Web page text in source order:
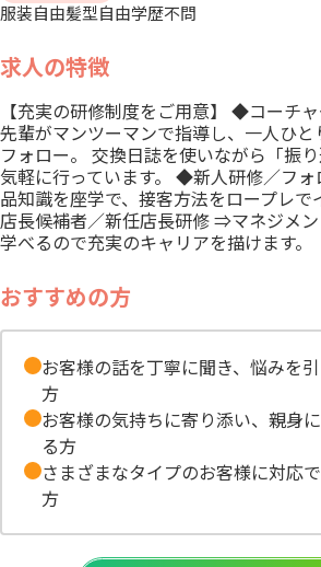
服装自由髪型自由学歴不問
求人の特徴
【充実の研修制度をご用意】 ◆コーチ
先輩がマンツーマンで指導し、一人ひと
フォロー。 交換日誌を使いながら「振
気軽に行っています。 ◆新人研修／フ
品知識を座学で、接客方法をロープレ
店長候補者／新任店長研修 ⇒マネジメ
学べるので充実のキャリアを描けます。
おすすめの方
お客様の話を丁寧に聞き、悩みを
方
お客様の気持ちに寄り添い、親身
る方
さまざまなタイプのお客様に対応
方